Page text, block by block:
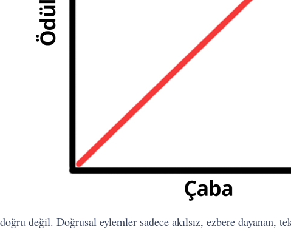
değil. Doğrusal eylemler sadece akılsız, ezbere